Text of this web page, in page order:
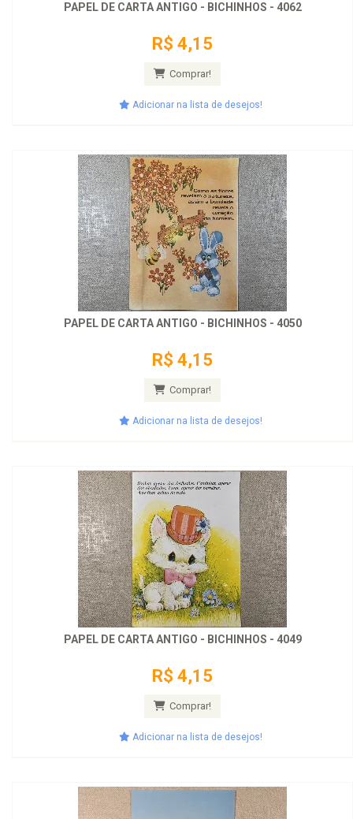
PAPEL DE CARTA ANTIGO - BICHINHOS - 4062
R$ 4,15
Comprar!
Adicionar na lista de desejos!
PAPEL DE CARTA ANTIGO - BICHINHOS - 4050
R$ 4,15
Comprar!
Adicionar na lista de desejos!
PAPEL DE CARTA ANTIGO - BICHINHOS - 4049
R$ 4,15
Comprar!
Adicionar na lista de desejos!